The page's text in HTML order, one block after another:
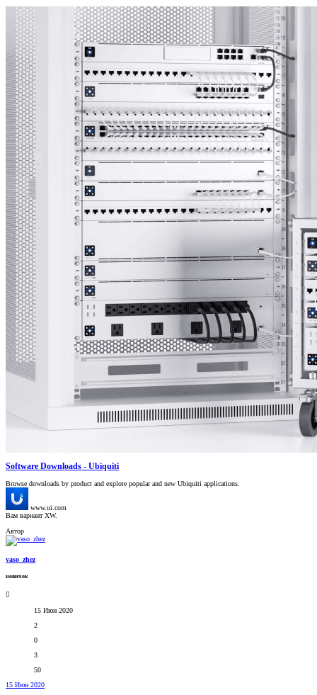
Software Downloads - Ubiquiti
Browse downloads by product and explore popular and new Ubiquiti applications.
www.ui.com
Вам вариант XW.
Автор
vaso_zhez
новичок
15 Июн 2020
2
0
3
50
15 Июн 2020